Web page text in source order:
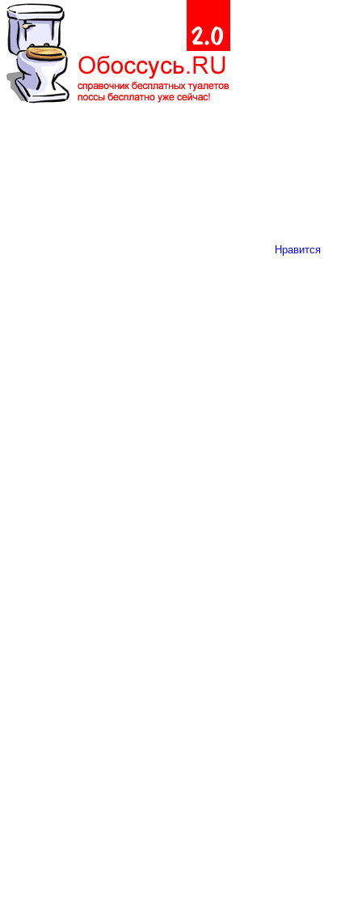
Нравится